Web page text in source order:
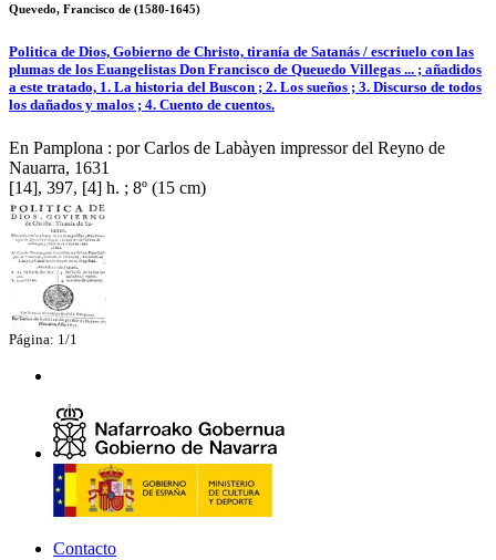
Quevedo, Francisco de (1580-1645)
Politica de Dios, Gobierno de Christo, tiranía de Satanás / escriuelo con las
plumas de los Euangelistas Don Francisco de Queuedo Villegas ... ; añadidos
a este tratado, 1. La historia del Buscon ; 2. Los sueños ; 3. Discurso de todos
los dañados y malos ; 4. Cuento de cuentos.
En Pamplona : por Carlos de Labàyen impressor del Reyno de
Nauarra, 1631
[14], 397, [4] h. ; 8º (15 cm)
Página: 1/1
Contacto